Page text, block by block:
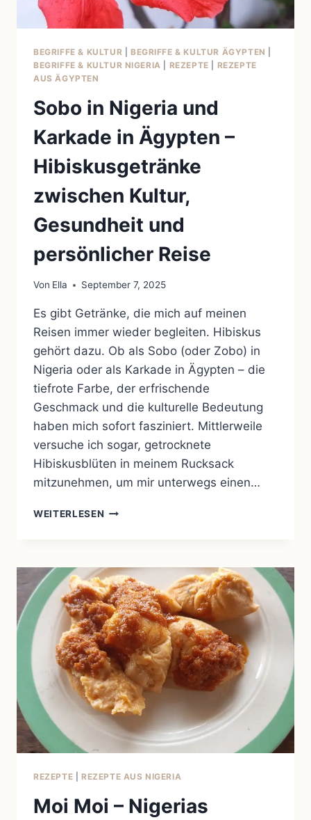
BEGRIFFE & KULTUR BEGRIFFE & KULTUR ÄGYPTEN
BEGRIFFE & KULTUR NIGERIA
REZEPTE
REZEPTE
AUS ÄGYPTEN
Sobo in Nigeria und
Karkade in Ägypten –
Hibiskusgetränke
zwischen Kultur,
Gesundheit und
persönlicher Reise
Von Ella September 7, 2025
Es gibt Getränke, die mich auf meinen
Reisen immer wieder begleiten. Hibiskus
gehört dazu. Ob als Sobo (oder Zobo) in
Nigeria oder als Karkade in Ägypten – die
tiefrote Farbe, der erfrischende
Geschmack und die kulturelle Bedeutung
haben mich sofort fasziniert. Mittlerweile
versuche ich sogar, getrocknete
Hibiskusblüten in meinem Rucksack
mitzunehmen, um mir unterwegs einen…
WEITERLESEN SOBO
KARKADE
IN
ÄGYPTEN
–
HIBISKUSGETRÄNKE
ZWISCHEN
KULTUR,
GESUNDHEIT
UND
PERSÖNLICHER
REISE
REZEPTE REZEPTE AUS NIGERIA
Moi Moi – Nigerias